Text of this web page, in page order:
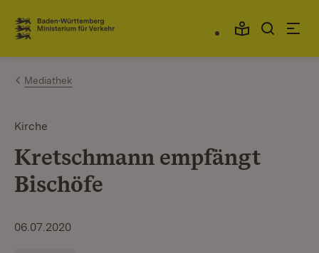
Zum Inhalt springen
Link zur Startseite
Mediathek
Kirche
Kretschmann empfängt
Bischöfe
06.07.2020